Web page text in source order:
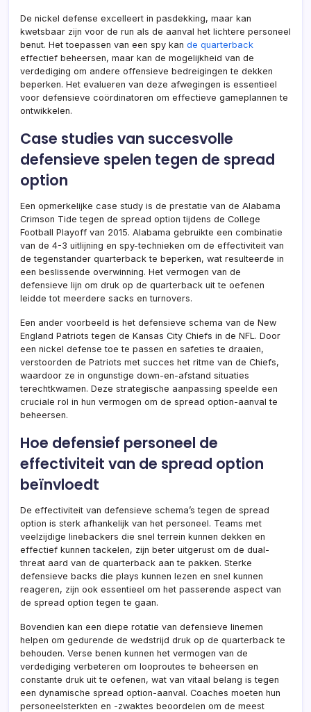
De nickel defense excelleert in pasdekking, maar kan
kwetsbaar zijn voor de run als de aanval het lichtere personeel
benut. Het toepassen van een spy kan de quarterback
effectief beheersen, maar kan de mogelijkheid van de
verdediging om andere offensieve bedreigingen te dekken
beperken. Het evalueren van deze afwegingen is essentieel
voor defensieve coördinatoren om effectieve gameplannen te
ontwikkelen.
Case studies van succesvolle
defensieve spelen tegen de spread
option
Een opmerkelijke case study is de prestatie van de Alabama
Crimson Tide tegen de spread option tijdens de College
Football Playoff van 2015. Alabama gebruikte een combinatie
van de 4-3 uitlijning en spy-technieken om de effectiviteit van
de tegenstander quarterback te beperken, wat resulteerde in
een beslissende overwinning. Het vermogen van de
defensieve lijn om druk op de quarterback uit te oefenen
leidde tot meerdere sacks en turnovers.
Een ander voorbeeld is het defensieve schema van de New
England Patriots tegen de Kansas City Chiefs in de NFL. Door
een nickel defense toe te passen en safeties te draaien,
verstoorden de Patriots met succes het ritme van de Chiefs,
waardoor ze in ongunstige down-en-afstand situaties
terechtkwamen. Deze strategische aanpassing speelde een
cruciale rol in hun vermogen om de spread option-aanval te
beheersen.
Hoe defensief personeel de
effectiviteit van de spread option
beïnvloedt
De effectiviteit van defensieve schema’s tegen de spread
option is sterk afhankelijk van het personeel. Teams met
veelzijdige linebackers die snel terrein kunnen dekken en
effectief kunnen tackelen, zijn beter uitgerust om de dual-
threat aard van de quarterback aan te pakken. Sterke
defensieve backs die plays kunnen lezen en snel kunnen
reageren, zijn ook essentieel om het passerende aspect van
de spread option tegen te gaan.
Bovendien kan een diepe rotatie van defensieve linemen
helpen om gedurende de wedstrijd druk op de quarterback te
behouden. Verse benen kunnen het vermogen van de
verdediging verbeteren om looproutes te beheersen en
constante druk uit te oefenen, wat van vitaal belang is tegen
een dynamische spread option-aanval. Coaches moeten hun
personeelsterkten en -zwaktes beoordelen om de meest